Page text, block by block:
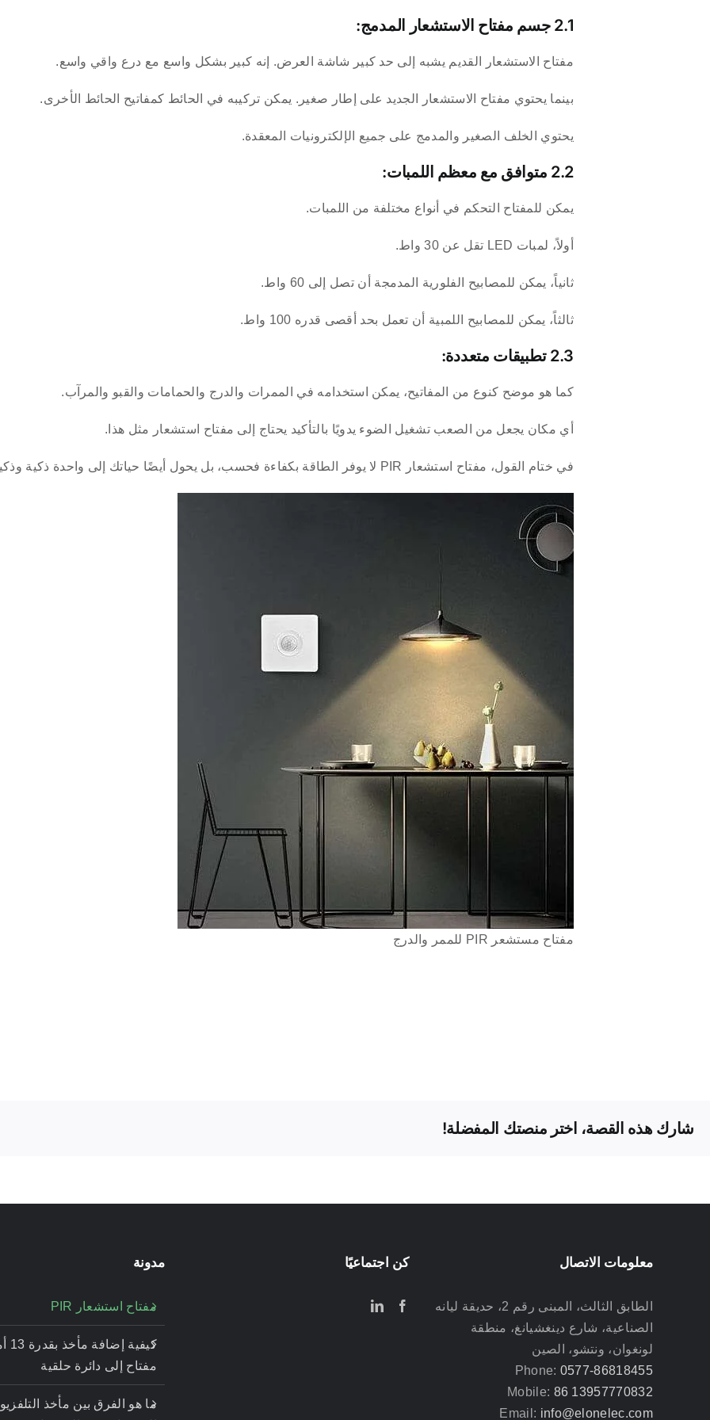
2.1 جسم مفتاح الاستشعار المدمج:
مفتاح الاستشعار القديم يشبه إلى حد كبير شاشة العرض. إنه كبير بشكل واسع مع درع واقي واسع.
بينما يحتوي مفتاح الاستشعار الجديد على إطار صغير. يمكن تركيبه في الحائط كمفاتيح الحائط الأخرى.
يحتوي الخلف الصغير والمدمج على جميع الإلكترونيات المعقدة.
2.2 متوافق مع معظم اللمبات:
يمكن للمفتاح التحكم في أنواع مختلفة من اللمبات.
أولاً، لمبات LED تقل عن 30 واط.
ثانياً، يمكن للمصابيح الفلورية المدمجة أن تصل إلى 60 واط.
ثالثاً، يمكن للمصابيح اللمبية أن تعمل بحد أقصى قدره 100 واط.
2.3 تطبيقات متعددة:
كما هو موضح كنوع من المفاتيح، يمكن استخدامه في الممرات والدرج والحمامات والقبو والمرآب.
أي مكان يجعل من الصعب تشغيل الضوء يدويًا بالتأكيد يحتاج إلى مفتاح استشعار مثل هذا.
في ختام القول، مفتاح استشعار PIR لا يوفر الطاقة بكفاءة فحسب، بل يحول أيضًا حياتك إلى واحدة ذكية وذكية.
مفتاح مستشعر PIR للممر والدرج
شارك هذه القصة، اختر منصتك المفضلة!
مدونة
مفتاح استشعار PIR
مفتاح إلى دائرة حلقية
ما هو الفرق بين مأخذ
كن اجتماعيًا معلومات الاتصال
الطابق الثالث، المبنى رقم 2، حديقة ليانه
الصناعية، شارع دينغشيانغ، منطقة
لونغوان، ونتشو، الصين
Phone: 0577-86818455
Mobile: 86 13957770832
Email: info@elonelec.com